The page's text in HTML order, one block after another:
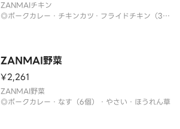
ZANMAIチキン
◎ポークカレー・チキンカツ・フライドチキン（3
ZANMAI野菜
¥2,261
ZANMAI野菜
◎ポークカレー・なす（6個）・やさい・ほうれん草